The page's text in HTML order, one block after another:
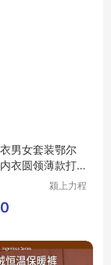
男女套装鄂尔
衣圆领薄款打
颍上力程